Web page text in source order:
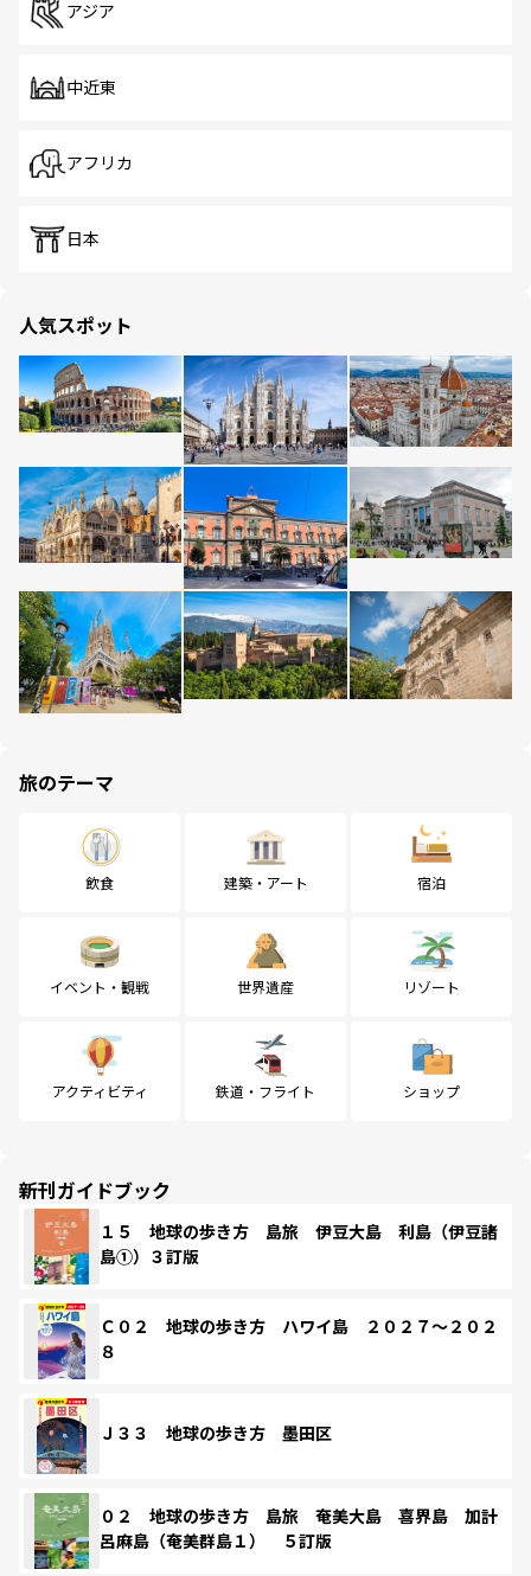
アジア
中近東
アフリカ
日本
人気スポット
旅のテーマ
飲食 建築・アート 宿泊
イベント・観戦 世界遺産 リゾート
アクティビティ 鉄道・フライト ショップ
新刊ガイドブック
１５ 地球の歩き方 島旅 伊豆大島 利島（伊豆諸
島①）３訂版
Ｃ０２ 地球の歩き方 ハワイ島 ２０２７～２０２
８
Ｊ３３ 地球の歩き方 墨田区
０２ 地球の歩き方 島旅 奄美大島 喜界島 加計
呂麻島（奄美群島１） ５訂版